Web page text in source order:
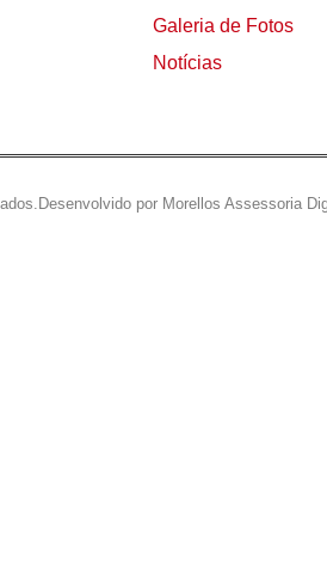
Galeria de Fotos
Notícias
Desenvolvido por Morellos Assessoria